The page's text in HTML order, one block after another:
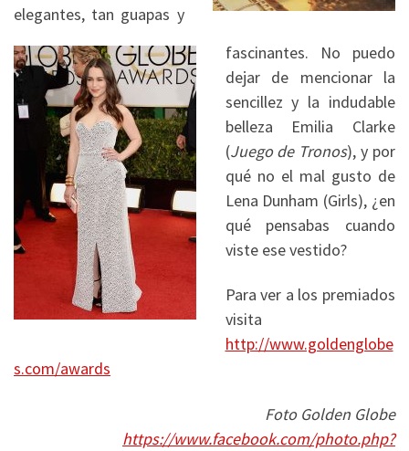
elegantes, tan guapas y
fascinantes. No puedo
dejar de mencionar la
sencillez y la indudable
belleza Emilia Clarke
(Juego de Tronos), y por
qué no el mal gusto de
Lena Dunham (Girls), ¿en
qué pensabas cuando
viste ese vestido?
Para ver a los premiados
visita
http://www.goldenglobe
s.com/awards
Foto Golden Globe
https://www.facebook.com/photo.php?